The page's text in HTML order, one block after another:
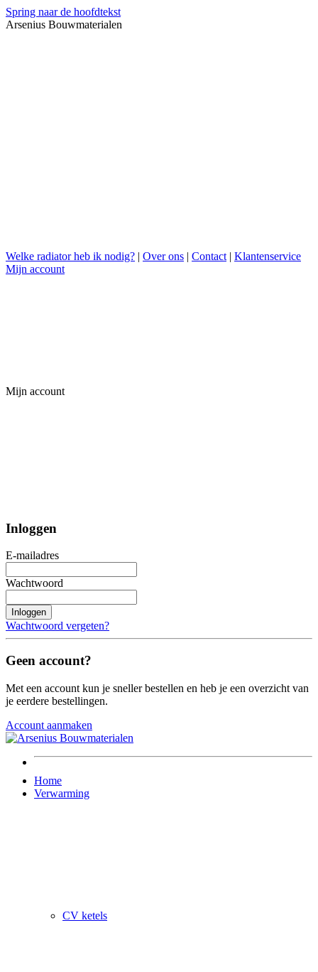
Spring naar de hoofdtekst
Arsenius Bouwmaterialen
Welke radiator heb ik nodig? | Over ons | Contact | Klantenservice
Mijn account
Mijn account
Inloggen
E-mailadres
Wachtwoord
Inloggen
Wachtwoord vergeten?
Geen account?
Met een account kun je sneller bestellen en heb je een overzicht van
je eerdere bestellingen.
Account aanmaken
Home
Verwarming
CV ketels